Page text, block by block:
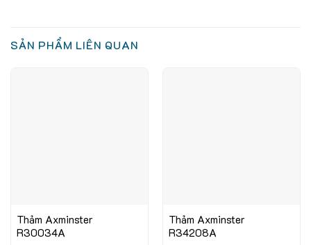
SẢN PHẨM LIÊN QUAN
Thảm Axminster
R30034A
Thảm Axminster
R34208A